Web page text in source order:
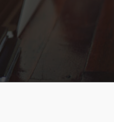
s’ajoutent 108 heures